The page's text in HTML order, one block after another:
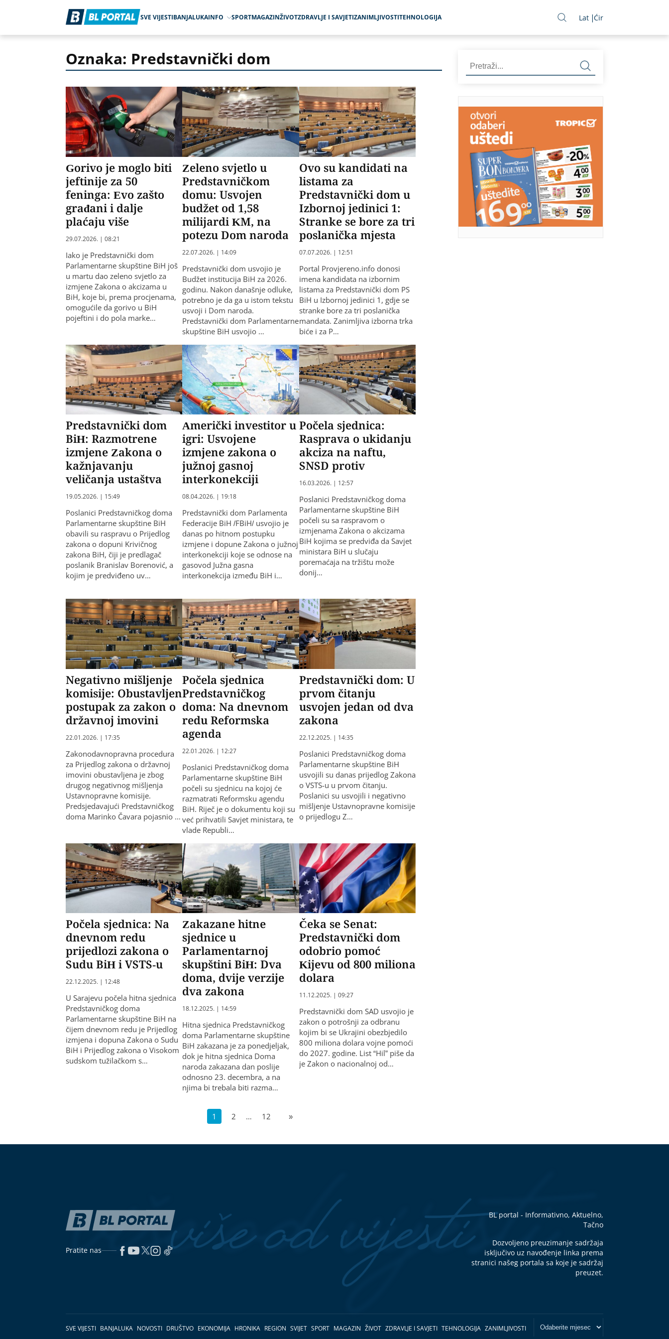
SVE VIJESTIBANJALUKAINFO SPORTMAGAZINŽIVOTZDRAVLJE I SAVJETIZANIMLJIVOSTITEHNOLOGIJA Lat Ćir
Oznaka: Predstavnički dom
Gorivo je moglo biti
jeftinije za 50
feninga: Evo zašto
građani i dalje
plaćaju više
29.07.2026. | 08:21
Iako je Predstavnički dom
Parlamentarne skupštine BiH još
u martu dao zeleno svjetlo za
izmjene Zakona o akcizama u
BiH, koje bi, prema procjenama,
omogućile da gorivo u BiH
pojeftini i do pola marke…
Zeleno svjetlo u
Predstavničkom
domu: Usvojen
budžet od 1,58
milijardi KM, na
potezu Dom naroda
22.07.2026. | 14:09
Predstavnički dom usvojio je
Budžet institucija BiH za 2026.
godinu. Nakon današnje odluke,
potrebno je da ga u istom tekstu
usvoji i Dom naroda.
Predstavnički dom Parlamentarne
skupštine BiH usvojio …
Ovo su kandidati na
listama za
Predstavnički dom u
Izbornoj jedinici 1:
Stranke se bore za tri
poslanička mjesta
07.07.2026. | 12:51
Portal Provjereno.info donosi
imena kandidata na izbornim
listama za Predstavnički dom PS
BiH u Izbornoj jedinici 1, gdje se
stranke bore za tri poslanička
mandata. Zanimljiva izborna trka
biće i za P…
Predstavnički dom
BiH: Razmotrene
izmjene Zakona o
kažnjavanju
veličanja ustaštva
19.05.2026. | 15:49
Poslanici Predstavničkog doma
Parlamentarne skupštine BiH
obavili su raspravu o Prijedlog
zakona o dopuni Krivičnog
zakona BiH, čiji je predlagač
poslanik Branislav Borenović, a
kojim je predviđeno uv…
Američki investitor u
igri: Usvojene
izmjene zakona o
južnoj gasnoj
interkonekciji
08.04.2026. | 19:18
Predstavnički dom Parlamenta
Federacije BiH /FBiH/ usvojio je
danas po hitnom postupku
izmjene i dopune Zakona o južnoj
interkonekciji koje se odnose na
gasovod Južna gasna
interkonekcija između BiH i…
Počela sjednica:
Rasprava o ukidanju
akciza na naftu,
SNSD protiv
16.03.2026. | 12:57
Poslanici Predstavničkog doma
Parlamentarne skupštine BiH
počeli su sa raspravom o
izmjenama Zakona o akcizama
BiH kojima se predviđa da Savjet
ministara BiH u slučaju
poremaćaja na tržištu može
donij…
Negativno mišljenje
komisije: Obustavljen
postupak za zakon o
državnoj imovini
22.01.2026. | 17:35
Zakonodavnopravna procedura
za Prijedlog zakona o državnoj
imovini obustavljena je zbog
drugog negativnog mišljenja
Ustavnopravne komisije.
Predsjedavajući Predstavničkog
doma Marinko Čavara pojasnio …
Počela sjednica
Predstavničkog
doma: Na dnevnom
redu Reformska
agenda
22.01.2026. | 12:27
Poslanici Predstavničkog doma
Parlamentarne skupštine BiH
počeli su sjednicu na kojoj će
razmatrati Reformsku agendu
BiH. Riječ je o dokumentu koji su
već prihvatili Savjet ministara, te
vlade Republi…
Predstavnički dom: U
prvom čitanju
usvojen jedan od dva
zakona
22.12.2025. | 14:35
Poslanici Predstavničkog doma
Parlamentarne skupštine BiH
usvojili su danas prijedlog Zakona
o VSTS-u u prvom čitanju.
Poslanici su usvojili i negativno
mišljenje Ustavnopravne komisije
o prijedlogu Z…
Počela sjednica: Na
dnevnom redu
prijedlozi zakona o
Sudu BiH i VSTS-u
22.12.2025. | 12:48
U Sarajevu počela hitna sjednica
Predstavničkog doma
Parlamentarne skupštine BiH na
čijem dnevnom redu je Prijedlog
izmjena i dopuna Zakona o Sudu
BiH i Prijedlog zakona o Visokom
sudskom tužilačkom s…
Zakazane hitne
sjednice u
Parlamentarnoj
skupštini BiH: Dva
doma, dvije verzije
dva zakona
18.12.2025. | 14:59
Hitna sjednica Predstavničkog
doma Parlamentarne skupštine
BiH zakazana je za ponedjeljak,
dok je hitna sjednica Doma
naroda zakazana dan poslije
odnosno 23. decembra, a na
njima bi trebala biti razma…
Čeka se Senat:
Predstavnički dom
odobrio pomoć
Kijevu od 800 miliona
dolara
11.12.2025. | 09:27
Predstavnički dom SAD usvojio je
zakon o potrošnji za odbranu
kojim bi se Ukrajini obezbjedilo
800 miliona dolara vojne pomoći
do 2027. godine. List “Hil” piše da
je Zakon o nacionalnoj od…
1 2 … 12 »
Pratite nas
BL portal - Informativno, Aktuelno,
Tačno
Dozvoljeno preuzimanje sadržaja
isključivo uz navođenje linka prema
stranici našeg portala sa koje je sadržaj
preuzet.
SVE VIJESTI BANJALUKA NOVOSTI DRUŠTVO EKONOMIJA HRONIKA REGION SVIJET SPORT MAGAZIN ŽIVOT ZDRAVLJE I SAVJETI TEHNOLOGIJA ZANIMLJIVOSTI